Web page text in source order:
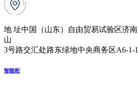
地 址中国（山东）自由贸易试验区济
山
3号路交汇处路东绿地中央商务区A6-1-
智能柜